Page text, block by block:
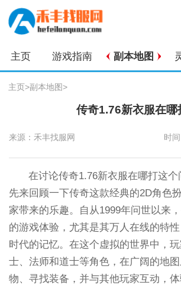
主页 游戏指南 副本地图
主页>副本地图>
传奇1.76新衣服在哪
来源：禾丰找服网 时
在讨论传奇1.76新衣服在哪打这
先来回顾一下传奇这款经典的2D角色
家带来的乐趣。自从1999年问世以来
的游戏体验，尤其是其万人在线的特
时代的记忆。在这个虚拟的世界中，
士、法师和道士等角色，在广阔的地
物、寻找装备，并与其他玩家互动，